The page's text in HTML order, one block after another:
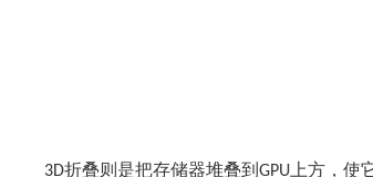
3D折叠则是把存储器堆叠到GPU上方，